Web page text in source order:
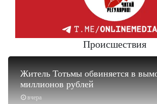
Происшествия
вчера
Житель Тотьмы обвиняется в
миллионов рублей